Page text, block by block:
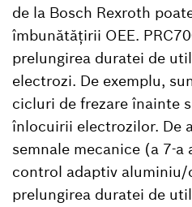
de la Bosch Rexroth
îmbunătățirii OEE.
prelungirea duratei de
electrozi. De exemplu,
cicluri de frezare înainte
înlocuirii electrozilor. De
semnale mecanice (a 7-
control adaptiv
prelungirea duratei de